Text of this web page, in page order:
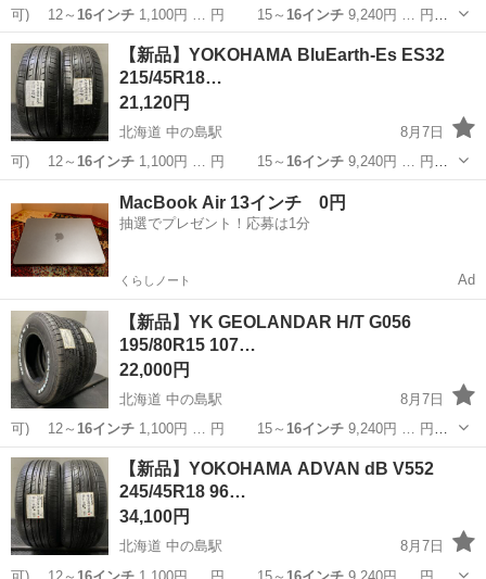
可) 12～ 16インチ1,100円 … 円 15～ 16インチ9,240円 … 円
15～16インチ10,560円… 】 15～16インチ11,880円… ■組
替16インチまで 1,10...
北海道 札幌市 中の島駅
【新品】YOKOHAMA BluEarth-Es ES32
215/45R18…
21,120円
北海道 中の島駅
8月7日
可) 12～ 16インチ1,100円 … 円 15～ 16インチ9,240円 … 円
15～16インチ10,560円… 】 15～16インチ11,880円… ■組
替16インチまで 1,10...
タイヤ、ホイール
MacBook Air 13インチ 0円
抽選でプレゼント！応募は1分
くらしノート Ad
【新品】YK GEOLANDAR H/T G056
195/80R15 107…
22,000円
北海道 中の島駅
8月7日
可) 12～ 16インチ1,100円 … 円 15～ 16インチ9,240円 … 円
15～16インチ10,560円… 】 15～16インチ11,880円… ■組
替16インチまで 1,10...
北海道 札幌市 中の島駅 タイヤ、ホイール タイヤ
【新品】YOKOHAMA ADVAN dB V552
245/45R18 96…
34,100円
北海道 中の島駅
8月7日